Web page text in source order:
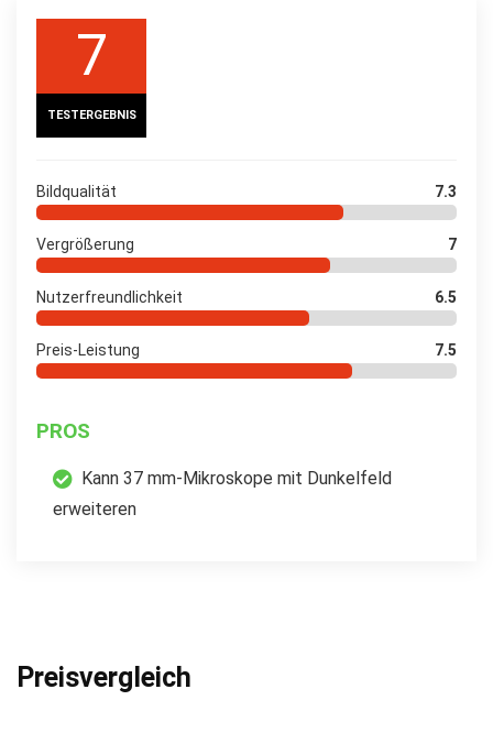
7
TESTERGEBNIS
Bildqualität 7.3
Vergrößerung 7
Nutzerfreundlichkeit 6.5
Preis-Leistung 7.5
PROS
Kann 37 mm-Mikroskope mit Dunkelfeld
erweiteren
Preisvergleich